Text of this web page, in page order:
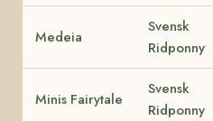
Medeia
Svensk
Ridponny
Minis Fairytale
Svensk
Ridponny